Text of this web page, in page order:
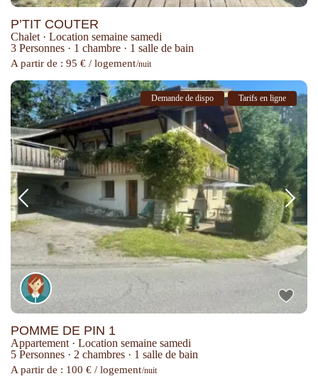
P’TIT COUTER
Chalet · Location semaine samedi
3 Personnes · 1 chambre · 1 salle de bain
A partir de : 95 € / logement/nuit
Demande de dispo Tarifs en ligne
POMME DE PIN 1
Appartement · Location semaine samedi
5 Personnes · 2 chambres · 1 salle de bain
A partir de : 100 € / logement/nuit